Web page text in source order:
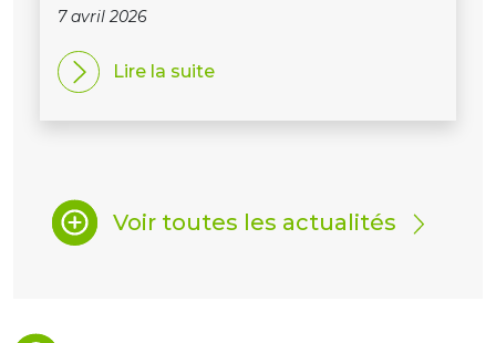
7 avril 2026
Lire la suite
Voir toutes les actualités